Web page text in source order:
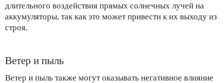
длительного воздействия прямых солнечных лучей на
аккумуляторы, так как это может привести к их выходу из
строя.
Ветер и пыль
Ветер и пыль также могут оказывать негативное влияние